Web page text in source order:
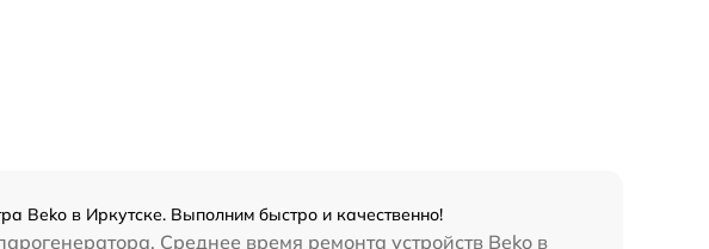
Beko в Иркутске. Выполним быстро и качественно!
Среднее время ремонта устройств Beko в